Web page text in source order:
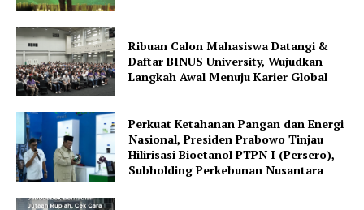
Ribuan Calon Mahasiswa Datangi &
Daftar BINUS University, Wujudkan
Langkah Awal Menuju Karier Global
Perkuat Ketahanan Pangan dan Energi
Nasional, Presiden Prabowo Tinjau
Hilirisasi Bioetanol PTPN I (Persero),
Subholding Perkebunan Nusantara